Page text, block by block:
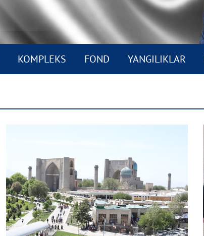
KOMPLEKS FOND YANGILIKLAR